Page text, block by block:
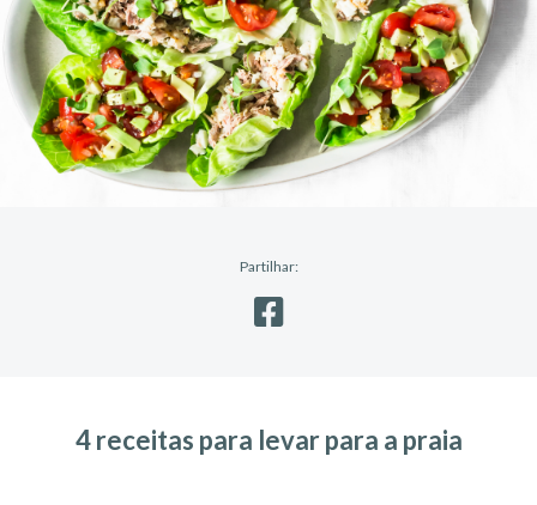
Partilhar:
4 receitas para levar para a praia